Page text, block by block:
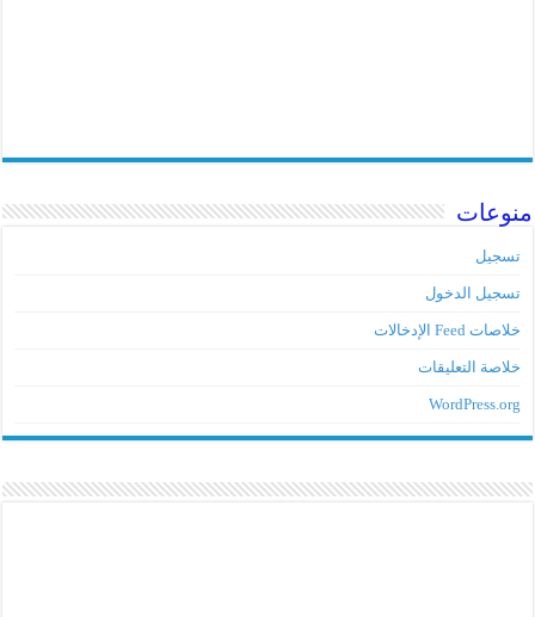
منوعات
تسجيل
تسجيل الدخول
خلاصات Feed الإدخالات
خلاصة التعليقات
WordPress.org